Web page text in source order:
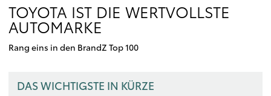
TOYOTA IST DIE WERTVOLLSTE
AUTOMARKE
Rang eins in den BrandZ Top 100
DAS WICHTIGSTE IN KÜRZE